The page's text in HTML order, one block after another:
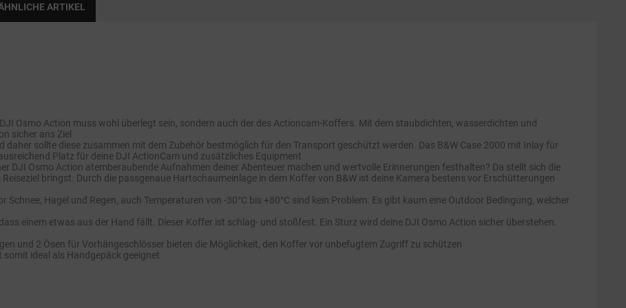
ARTIKEL
DJI Osmo Action muss wohl überlegt sein, sondern auch der des Actioncam-Koffers. Mit dem staubdichten, wasserdichten und
sicher ans Ziel
daher sollte diese zusammen mit dem Zubehör bestmöglich für den Transport geschützt werden. Das B&W Case 2000 mit Inlay für
Platz für deine DJI ActionCam und zusätzliches Equipment
DJI Osmo Action atemberaubende Aufnahmen deiner Abenteuer machen und wertvolle Erinnerungen festhalten? Da stellt sich die
bringst. Durch die passgenaue Hartschaumeinlage in dem Koffer von B&W ist deine Kamera bestens vor Erschütterungen
Schnee, Hagel und Regen, auch Temperaturen von -30°C bis +80°C sind kein Problem. Es gibt kaum eine Outdoor Bedingung, welcher
einem etwas aus der Hand fällt. Dieser Koffer ist schlag- und stoßfest. Ein Sturz wird deine DJI Osmo Action sicher überstehen.
und 2 Ösen für Vorhängeschlösser bieten die Möglichkeit, den Koffer vor unbefugtem Zugriff zu schützen
ideal als Handgepäck geeignet